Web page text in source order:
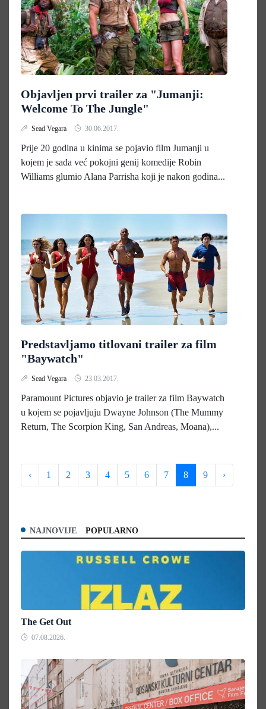
Objavljen prvi trailer za "Jumanji:
Welcome To The Jungle"
Sead Vegara 30.06.2017.
Prije 20 godina u kinima se pojavio film Jumanji u
kojem je sada već pokojni genij komedije Robin
Williams glumio Alana Parrisha koji je nakon godina...
Predstavljamo titlovani trailer za film
"Baywatch"
Sead Vegara 23.03.2017.
Paramount Pictures objavio je trailer za film Baywatch
u kojem se pojavljuju Dwayne Johnson (The Mummy
Return, The Scorpion King, San Andreas, Moana),...
‹ 1 2 3 4 5 6 7 8 9 ›
NAJNOVIJE POPULARNO
The Get Out
07.08.2026.